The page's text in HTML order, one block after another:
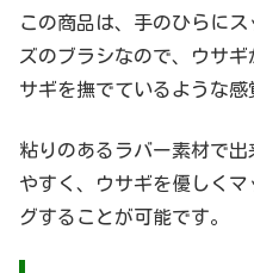
この商品は、手のひらに
ズのブラシなので、ウサ
サギを撫でているような感
粘りのあるラバー素材で
やすく、ウサギを優しく
グすることが可能です。